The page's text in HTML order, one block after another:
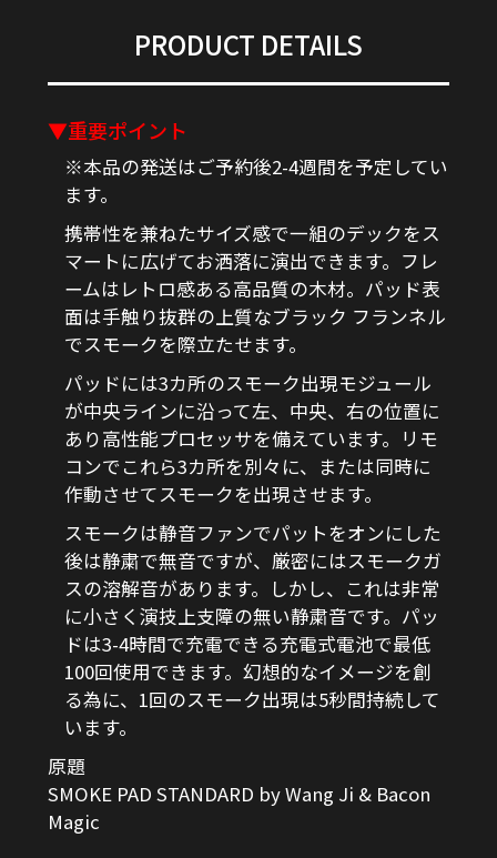
PRODUCT DETAILS
▼重要ポイント
※本品の発送はご予約後2-4週間を予定してい
ます。
携帯性を兼ねたサイズ感で一組のデックをス
マートに広げてお洒落に演出できます。フレ
ームはレトロ感ある高品質の木材。パッド表
面は手触り抜群の上質なブラック フランネル
でスモークを際立たせます。
パッドには3カ所のスモーク出現モジュール
が中央ラインに沿って左、中央、右の位置に
あり高性能プロセッサを備えています。リモ
コンでこれら3カ所を別々に、または同時に
作動させてスモークを出現させます。
スモークは静音ファンでパットをオンにした
後は静粛で無音ですが、厳密にはスモークガ
スの溶解音があります。しかし、これは非常
に小さく演技上支障の無い静粛音です。パッ
ドは3-4時間で充電できる充電式電池で最低
100回使用できます。幻想的なイメージを創
る為に、1回のスモーク出現は5秒間持続して
います。
原題
SMOKE PAD STANDARD by Wang Ji & Bacon
Magic